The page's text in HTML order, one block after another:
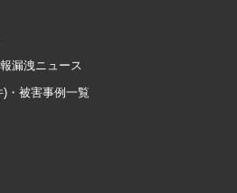
漏洩ニュース
・被害事例一覧